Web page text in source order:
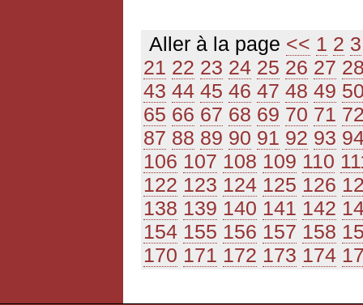
Aller à la page << 1 2 3
21 22 23 24 25 26 27
43 44 45 46 47 48 49
65 66 67 68 69 70 71
87 88 89 90 91 92 93
106 107 108 109 110
122 123 124 125 126
138 139 140 141 142
154 155 156 157 158
170 171 172 173 174